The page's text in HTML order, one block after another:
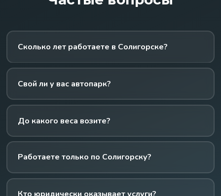
Сколько лет работаете в Солигорске?
Свой ли у вас автопарк?
До какого веса возите?
Работаете только по Солигорску?